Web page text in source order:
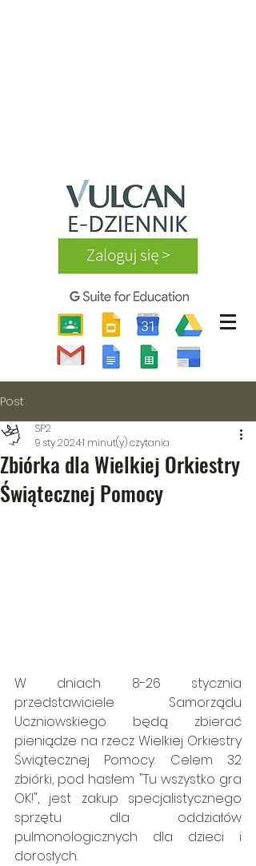
Post
Zbiórka dla Wielkiej Orkiestry
Świątecznej Pomocy
SP2
9 sty 20241 minut(y) czytania
W dniach 8-26 stycznia
przedstawiciele Samorządu
Uczniowskiego będą zbierać
pieniądze na rzecz Wielkiej Orkiestry
Świątecznej Pomocy. Celem 32
zbiórki, pod hasłem "Tu wszystko gra
OK!", jest zakup specjalistycznego
sprzętu dla oddziałów
pulmonologicznych dla dzieci i
dorosłych.